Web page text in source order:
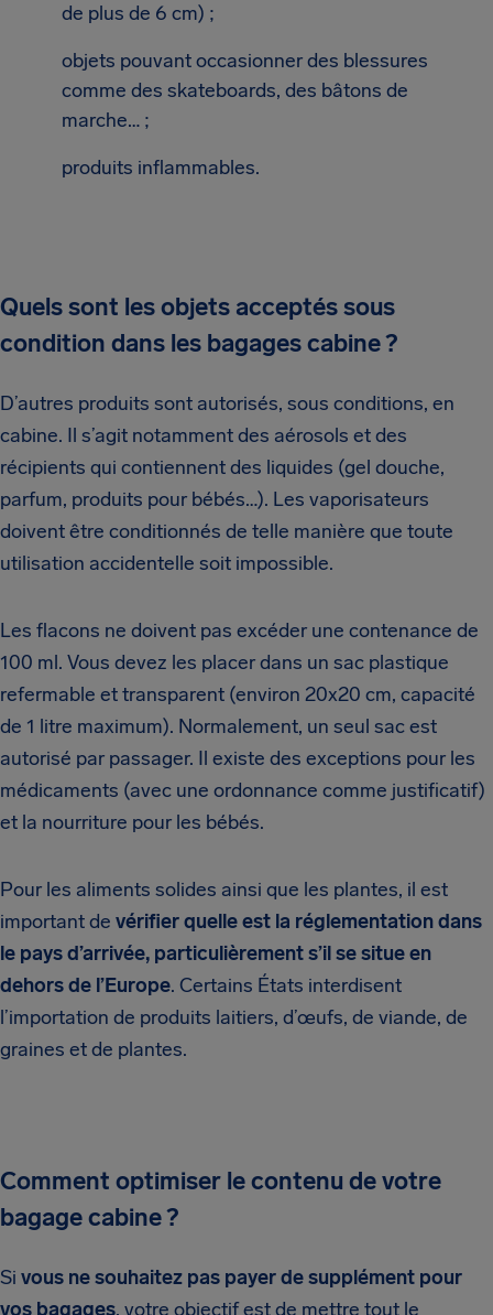
de plus de 6 cm) ;
objets pouvant occasionner des blessures
comme des skateboards, des bâtons de
marche… ;
produits inflammables.
Quels sont les objets acceptés sous
condition dans les bagages cabine ?
D’autres produits sont autorisés, sous conditions, en
cabine. Il s’agit notamment des aérosols et des
récipients qui contiennent des liquides (gel douche,
parfum, produits pour bébés…). Les vaporisateurs
doivent être conditionnés de telle manière que toute
utilisation accidentelle soit impossible.
Les flacons ne doivent pas excéder une contenance de
100 ml. Vous devez les placer dans un sac plastique
refermable et transparent (environ 20x20 cm, capacité
de 1 litre maximum). Normalement, un seul sac est
autorisé par passager. Il existe des exceptions pour les
médicaments (avec une ordonnance comme justificatif)
et la nourriture pour les bébés.
Pour les aliments solides ainsi que les plantes, il est
important de vérifier quelle est la réglementation dans
le pays d’arrivée, particulièrement s’il se situe en
dehors de l’Europe. Certains États interdisent
l’importation de produits laitiers, d’œufs, de viande, de
graines et de plantes.
Comment optimiser le contenu de votre
bagage cabine ?
Si vous ne souhaitez pas payer de supplément pour
vos bagages, votre objectif est de mettre tout le